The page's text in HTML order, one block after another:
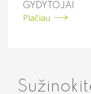
GYDYTOJAI
Plačiau